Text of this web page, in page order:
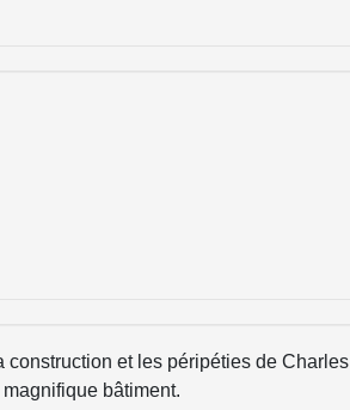
construction et les péripéties de Charles
bâtiment.